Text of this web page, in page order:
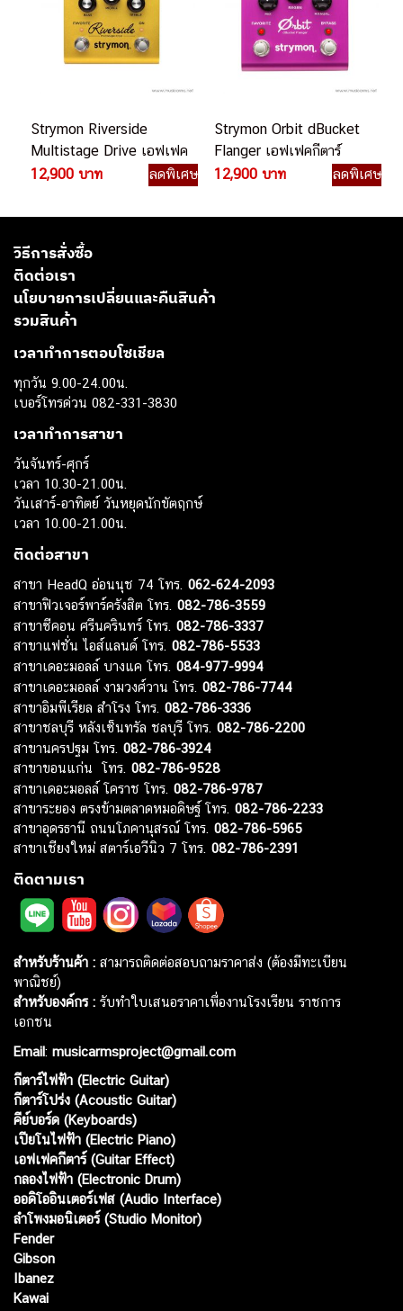
Strymon Riverside
Multistage Drive เอฟเฟค
กีตาร์ไฟฟ้า
12,900 บาท ลดพิเศษ
Strymon Orbit dBucket
Flanger เอฟเฟคกีตาร์
ไฟฟ้า
12,900 บาท ลดพิเศษ
วิธีการสั่งซื้อ
ติดต่อเรา
นโยบายการเปลี่ยนและคืนสินค้า
รวมสินค้า
เวลาทำการตอบโซเชียล
ทุกวัน 9.00-24.00น.
เบอร์โทรด่วน 082-331-3830
เวลาทำการสาขา
วันจันทร์-ศุกร์
เวลา 10.30-21.00น.
วันเสาร์-อาทิตย์ วันหยุดนักขัตฤกษ์
เวลา 10.00-21.00น.
ติดต่อสาขา
สาขา HeadQ อ่อนนุช 74 โทร. 062-624-2093
สาขาฟิวเจอร์พาร์ครังสิต โทร. 082-786-3559
สาขาซีคอน ศรีนครินทร์ โทร. 082-786-3337
สาขาแฟชั่น ไอส์แลนด์ โทร. 082-786-5533
สาขาเดอะมอลล์ บางแค โทร. 084-977-9994
สาขาเดอะมอลล์ งามวงศ์วาน โทร. 082-786-7744
สาขาอิมพีเรียล สำโรง โทร. 082-786-3336
สาขาชลบุรี หลังเซ็นทรัล ชลบุรี โทร. 082-786-2200
สาขานครปฐม โทร. 082-786-3924
สาขาขอนแก่น โทร. 082-786-9528
สาขาเดอะมอลล์ โคราช โทร. 082-786-9787
สาขาระยอง ตรงข้ามตลาดหมอดิษฐ์ โทร. 082-786-2233
สาขาอุดรธานี ถนนโภคานุสรณ์ โทร. 082-786-5965
สาขาเชียงใหม่ สตาร์เอวีนิว 7 โทร. 082-786-2391
ติดตามเรา
สำหรับร้านค้า : สามารถติดต่อสอบถามราคาส่ง (ต้องมีทะเบียน
พาณิชย์)
สำหรับองค์กร : รับทำใบเสนอราคาเพื่องานโรงเรียน ราชการ
เอกชน
Email: musicarmsproject@gmail.com
กีตาร์ไฟฟ้า (Electric Guitar)
กีตาร์โปร่ง (Acoustic Guitar)
คีย์บอร์ด (Keyboards)
เปียโนไฟฟ้า (Electric Piano)
เอฟเฟคกีตาร์ (Guitar Effect)
กลองไฟฟ้า (Electronic Drum)
ออดิโออินเตอร์เฟส (Audio Interface)
ลำโพงมอนิเตอร์ (Studio Monitor)
Fender
Gibson
Ibanez
Kawai